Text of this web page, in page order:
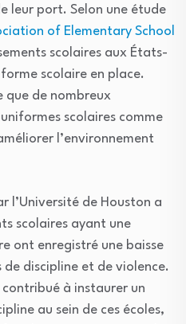
leur port. Selon une étude
of Elementary School
scolaires aux États-
scolaire en place.
de nombreux
scolaires comme
l’environnement
l’Université de Houston a
scolaires ayant une
ont enregistré une baisse
discipline et de violence.
à instaurer un
au sein de ces écoles,